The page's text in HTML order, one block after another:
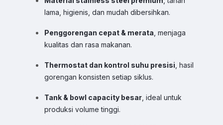
lama, higienis, dan mudah dibersihkan.
Penggorengan cepat & merata , menjaga
kualitas dan rasa makanan.
Thermostat dan kontrol suhu presisi , hasil
gorengan konsisten setiap siklus.
Tank & bowl capacity besar , ideal untuk
produksi volume tinggi.
Respon cepat untuk order, info produk, dan bantuan.
Jam Operasional 08.00–17.00